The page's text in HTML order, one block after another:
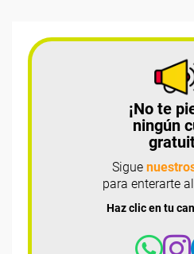
¡No te
ningún
Sigue
para enterarte
Haz clic en tu